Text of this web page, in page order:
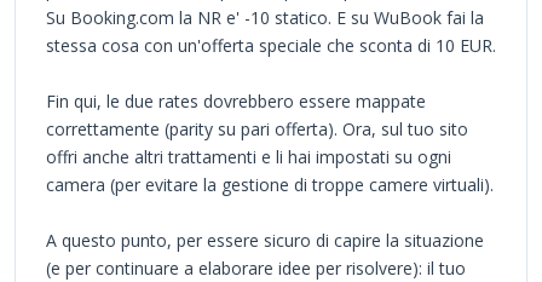
Su Booking.com la NR e' -10 statico. E su WuBook fai la
stessa cosa con un'offerta speciale che sconta di 10 EUR.
Fin qui, le due rates dovrebbero essere mappate
correttamente (parity su pari offerta). Ora, sul tuo sito
offri anche altri trattamenti e li hai impostati su ogni
camera (per evitare la gestione di troppe camere virtuali).
A questo punto, per essere sicuro di capire la situazione
(e per continuare a elaborare idee per risolvere): il tuo